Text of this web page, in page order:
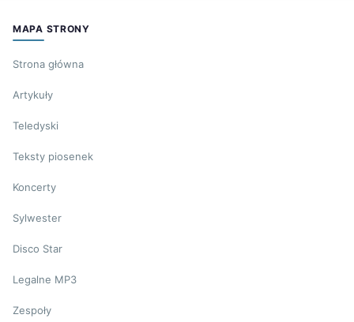
MAPA STRONY
Strona główna
Artykuły
Teledyski
Teksty piosenek
Koncerty
Sylwester
Disco Star
Legalne MP3
Zespoły